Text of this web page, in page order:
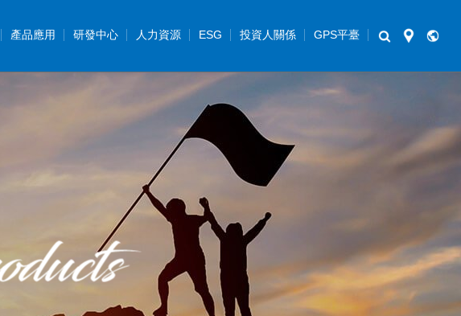
產品應用 研發中心 人力資源 ESG 投資人關係 GPS平臺